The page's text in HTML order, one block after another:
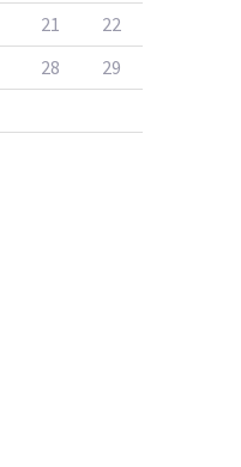
21
22
28
29